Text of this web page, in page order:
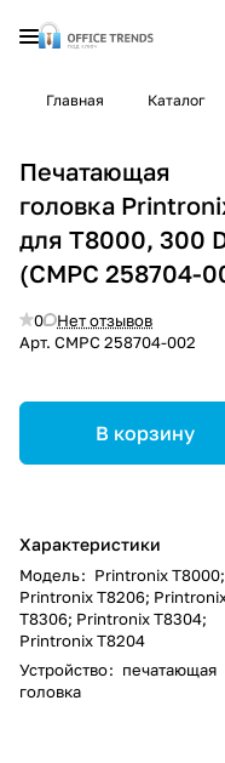
Главная Каталог
Печатающая
головка
для T8000, 300
(CMPC 258704-
0
Нет отзывов
Арт. CMPC 258704-002
В корзину
Характеристики
Модель: Printronix T8000;
Printronix T8206;
T8306; Printronix T8304;
Printronix T8204
Устройство: печатающая
головка